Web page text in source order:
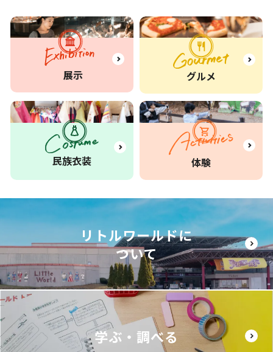
展示 グルメ
民族衣装 体験
リトルワールドに
ついて
学ぶ・調べる